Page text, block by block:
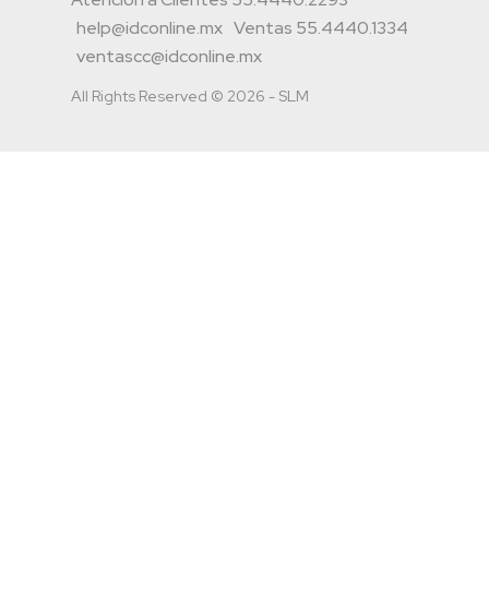
help@idconline.mx Ventas 55.4440.1334
ventascc@idconline.mx
All Rights Reserved © 2026 - SLM